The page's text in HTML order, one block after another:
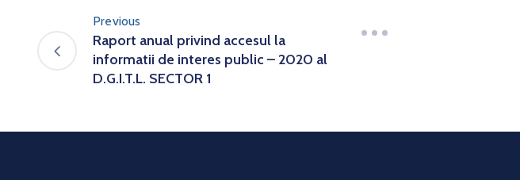
Previous
Raport anual privind accesul la
informatii de interes public – 2020 al
D.G.I.T.L. SECTOR 1